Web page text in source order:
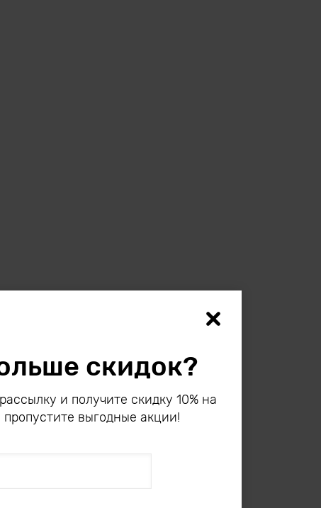
скидок?
и получите скидку 10% на
выгодные акции!